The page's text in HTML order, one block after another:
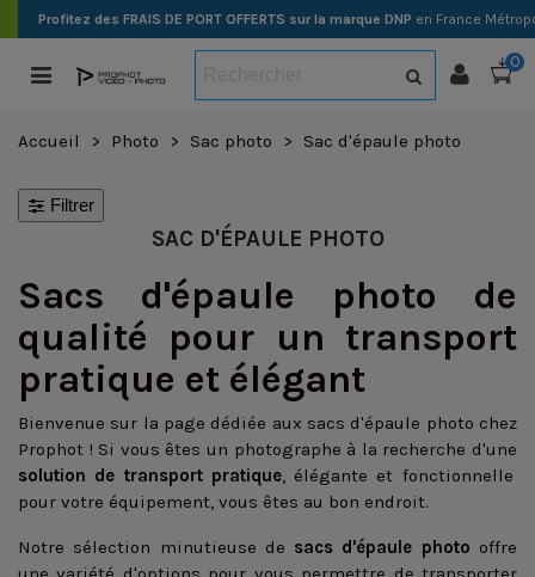
Profitez des FRAIS DE PORT OFFERTS sur la marque DNP en France
0
Accueil > Photo > Sac photo > Sac d'épaule photo
Filtrer
SAC D'ÉPAULE PHOTO
Sacs d'épaule photo de
qualité pour un transport
pratique et élégant
Bienvenue sur la page dédiée aux sacs d'épaule photo chez
Prophot ! Si vous êtes un photographe à la recherche d'une
solution de transport pratique, élégante et fonctionnelle
pour votre équipement, vous êtes au bon endroit.
Notre sélection minutieuse de sacs d'épaule photo offre